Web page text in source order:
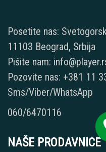
Posetite nas:
11103 Beograd, Srbija
Pišite nam:
Pozovite nas: +381 11
Sms/Viber/WhatsApp
060/6470116
NAŠE PRODAVNICE